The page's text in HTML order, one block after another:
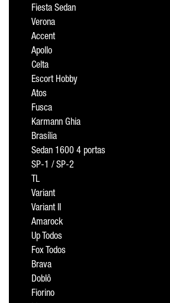
Fiesta Sedan
Verona
Accent
Apollo
Celta
Escort Hobby
Atos
Fusca
Karmann Ghia
Brasília
Sedan 1600 4 portas
SP-1 / SP-2
TL
Variant
Variant II
Amarock
Up Todos
Fox Todos
Brava
Doblô
Fiorino